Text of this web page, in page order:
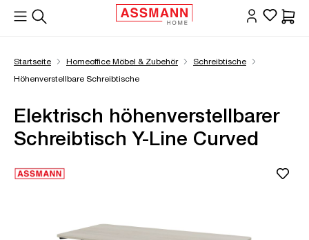
springen
Startseite Homeoffice Möbel & Zubehör
Schreibtische
Höhenverstellbare Schreibtische
Elektrisch höhenverstellbarer
Schreibtisch Y-Line Curved